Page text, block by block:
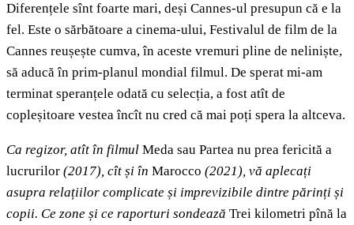
Diferențele sînt foarte mari, deși Cannes-ul presupun că e la
fel. Este o sărbătoare a cinema-ului, Festivalul de film de la
Cannes reușește cumva, în aceste vremuri pline de neliniște,
să aducă în prim-planul mondial filmul. De sperat mi-am
terminat speranțele odată cu selecția, a fost atît de
copleșitoare vestea încît nu cred că mai poți spera la altceva.
Ca regizor, atît în filmul Meda sau Partea nu prea fericită a
lucrurilor (2017), cît și în Marocco (2021), vă aplecați
asupra relațiilor complicate și imprevizibile dintre părinți și
copii. Ce zone și ce raporturi sondează Trei kilometri pînă la